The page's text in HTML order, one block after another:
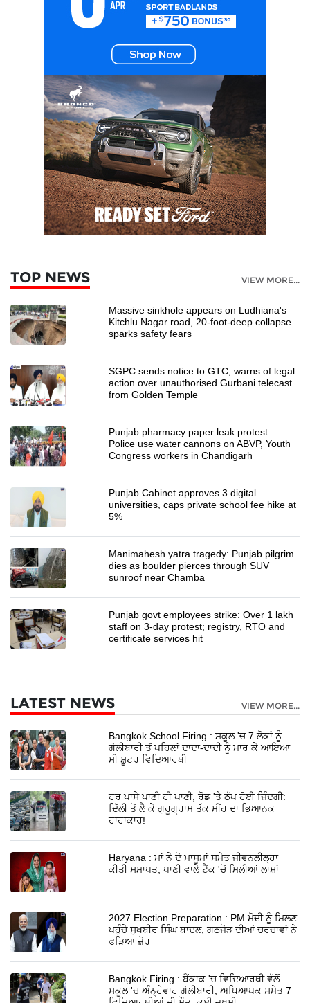
TOP NEWS VIEW MORE...
Massive sinkhole appears on Ludhiana's
Kitchlu Nagar road, 20-foot-deep collapse
sparks safety fears
SGPC sends notice to GTC, warns of legal
action over unauthorised Gurbani telecast
from Golden Temple
Punjab pharmacy paper leak protest:
Police use water cannons on ABVP, Youth
Congress workers in Chandigarh
Punjab Cabinet approves 3 digital
universities, caps private school fee hike at
5%
Manimahesh yatra tragedy: Punjab pilgrim
dies as boulder pierces through SUV
sunroof near Chamba
Punjab govt employees strike: Over 1 lakh
staff on 3-day protest; registry, RTO and
certificate services hit
LATEST NEWS VIEW MORE...
Bangkok School Firing : ਸਕੂਲ 'ਚ 7 ਲੋਕਾਂ ਨੂੰ
ਗੋਲੀਬਾਰੀ ਤੋਂ ਪਹਿਲਾਂ ਦਾਦਾ-ਦਾਦੀ ਨੂੰ ਮਾਰ ਕੇ ਆਇਆ
ਸੀ ਸ਼ੂਟਰ ਵਿਦਿਆਰਥੀ
ਹਰ ਪਾਸੇ ਪਾਣੀ ਹੀ ਪਾਣੀ, ਰੋਡ 'ਤੇ ਠੱਪ ਹੋਈ ਜ਼ਿੰਦਗੀ:
ਦਿੱਲੀ ਤੋਂ ਲੈ ਕੇ ਗੁਰੂਗ੍ਰਾਮ ਤੱਕ ਮੀਂਹ ਦਾ ਭਿਆਨਕ
ਹਾਹਾਕਾਰ!
Haryana : ਮਾਂ ਨੇ ਦੋ ਮਾਸੂਮਾਂ ਸਮੇਤ ਜੀਵਨਲੀਲ੍ਹਾ
ਕੀਤੀ ਸਮਾਪਤ, ਪਾਣੀ ਵਾਲੇ ਟੈਂਕ 'ਚੋਂ ਮਿਲੀਆਂ ਲਾਸ਼ਾਂ
2027 Election Preparation : PM ਮੋਦੀ ਨੂੰ ਮਿਲਣ
ਪਹੁੰਚੇ ਸੁਖਬੀਰ ਸਿੰਘ ਬਾਦਲ, ਗਠਜੋੜ ਦੀਆਂ ਚਰਚਾਵਾਂ ਨੇ
ਫੜਿਆ ਜ਼ੋਰ
Bangkok Firing : ਬੈਂਕਾਕ 'ਚ ਵਿਦਿਆਰਥੀ ਵੱਲੋਂ
ਸਕੂਲ 'ਚ ਅੰਨ੍ਹੇਵਾਹ ਗੋਲੀਬਾਰੀ, ਅਧਿਆਪਕ ਸਮੇਤ 7